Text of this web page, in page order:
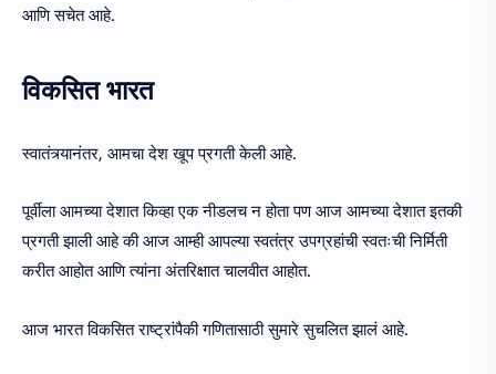
आणि सचेत आहे.
विकसित भारत
स्वातंत्र्यानंतर, आमचा देश खूप प्रगती केली आहे.
पूर्वीला आमच्या देशात किव्हा एक नीडलच न होता पण आज आमच्या देशात इतकी
प्रगती झाली आहे की आज आम्ही आपल्या स्वतंत्र उपग्रहांची स्वतःची निर्मिती
करीत आहोत आणि त्यांना अंतरिक्षात चालवीत आहोत.
आज भारत विकसित राष्ट्रांपैकी गणितासाठी सुमारे सुचलित झालं आहे.